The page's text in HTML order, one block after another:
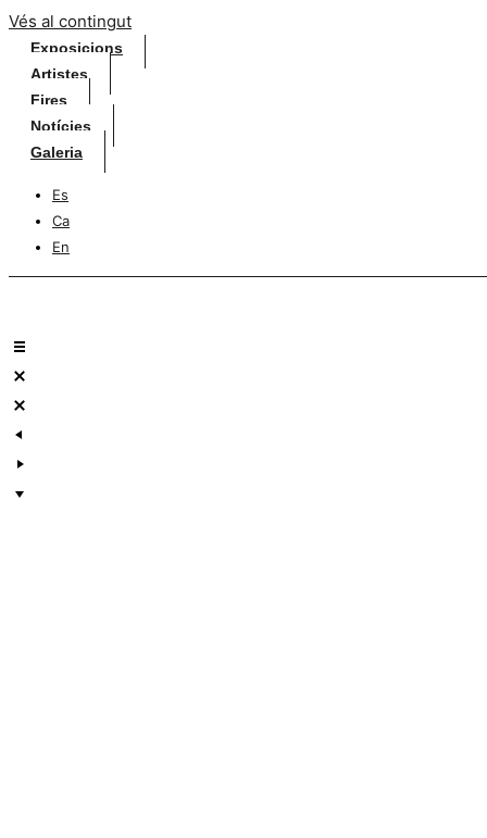
Vés al contingut
Exposicions
Artistes
Fires
Notícies
Galeria
Es
Ca
En